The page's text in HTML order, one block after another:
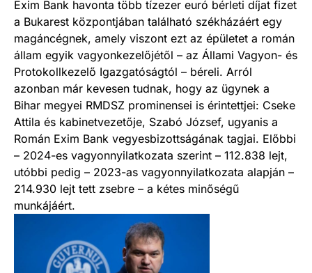
Exim Bank havonta több tízezer euró bérleti díjat fizet
a Bukarest központjában található székházáért egy
magáncégnek, amely viszont ezt az épületet a román
állam egyik vagyonkezelőjétől – az Állami Vagyon- és
Protokollkezelő Igazgatóságtól – béreli. Arról
azonban már kevesen tudnak, hogy az ügynek a
Bihar megyei RMDSZ prominensei is érintettjei: Cseke
Attila és kabinetvezetője, Szabó József, ugyanis a
Román Exim Bank vegyesbizottságának tagjai. Előbbi
– 2024-es vagyonnyilatkozata szerint – 112.838 lejt,
utóbbi pedig – 2023-as vagyonnyilatkozata alapján –
214.930 lejt tett zsebre – a kétes minőségű
munkájáért.